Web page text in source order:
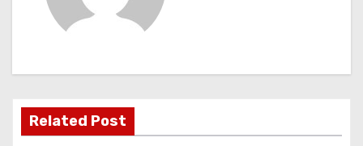
aRelated Post